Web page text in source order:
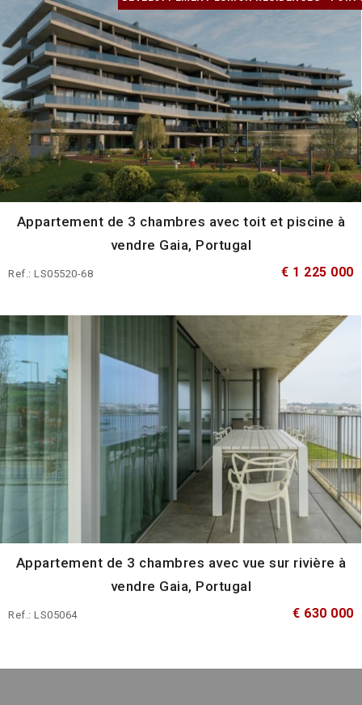
Appartement de 3 chambres avec toit et piscine à
vendre Gaia, Portugal
Ref.: LS05520-68 € 1 225 000
Appartement de 3 chambres avec vue sur rivière à
vendre Gaia, Portugal
Ref.: LS05064 € 630 000